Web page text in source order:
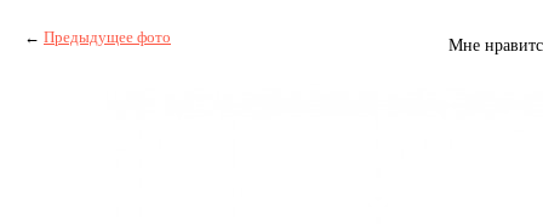
← Предыдущее фото Мне